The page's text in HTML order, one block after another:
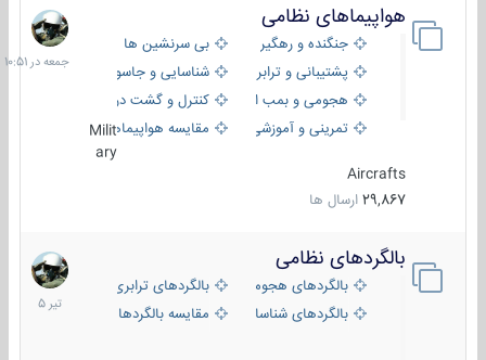
هواپیماهای نظامی
جنگنده و رهگیر
بی سرنشین ها
پشتیبانی و ترابری
شناسایی و جاسوسی
هجومی و بمب افکن
کنترل و گشت دریایی
تمرینی و آموزشی
مقایسه هواپیماهاMilit
ary
Aircrafts
29,867 ارسال ها
جمعه
در
10:51
بالگردهای نظامی
بالگردهای هجومی
بالگردهای ترابری
بالگردهای شناسایی
مقایسه بالگردها
22
تیر
1405